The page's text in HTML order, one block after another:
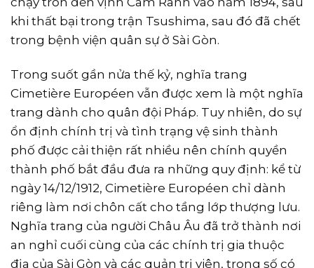
khi thất bại trong trận Tsushima, sau đó đã chết
trong bệnh viện quân sự ở Sài Gòn.
Trong suốt gần nửa thế kỷ, nghĩa trang
Cimetière Européen vẫn được xem là một nghĩa
trang dành cho quân đội Pháp. Tuy nhiên, do sự
ổn định chính trị và tình trạng vệ sinh thành
phố được cải thiện rất nhiều nên chính quyền
thành phố bắt đầu đưa ra những quy định: kể từ
ngày 14/12/1912, Cimetière Européen chỉ dành
riêng làm nơi chôn cất cho tầng lớp thượng lưu.
Nghĩa trang của người Châu Âu đã trở thành nơi
an nghỉ cuối cùng của các chính trị gia thuộc
địa của Sài Gòn và các quản trị viên, trong số có